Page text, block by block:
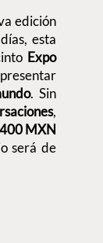
edición
esta
Expo
. Sin
,
MXN
será de